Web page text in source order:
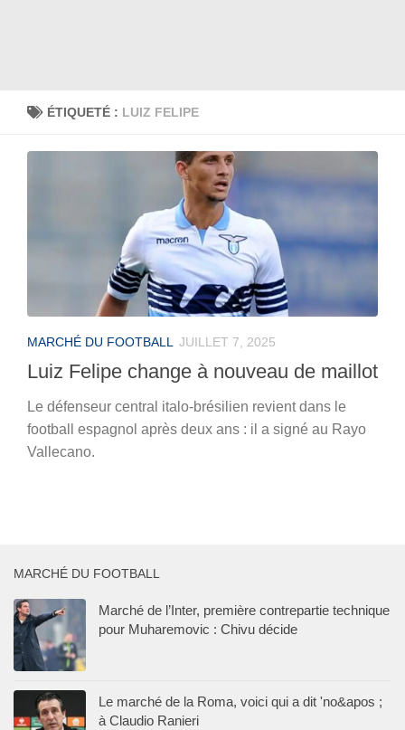
ÉTIQUETÉ : LUIZ FELIPE
MARCHÉ DU FOOTBALL JUILLET 7, 2025
Luiz Felipe change à nouveau de maillot
Le défenseur central italo-brésilien revient dans le
football espagnol après deux ans : il a signé au Rayo
Vallecano.
MARCHÉ DU FOOTBALL
Marché de l’Inter, première contrepartie technique
pour Muharemovic : Chivu décide
Le marché de la Roma, voici qui a dit 'no&apos ;
à Claudio Ranieri